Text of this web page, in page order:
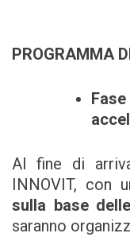
PROGRAMMA
Al fine di
INNOVIT, con
sulla base
saranno